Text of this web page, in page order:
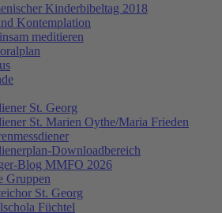
Kinderbibeltag 2018
Kontemplation
meditieren
St. Georg
St. Marien Oythe/Maria Frieden
Downloadbereich
Blog MMFO 2026
Gruppen
St. Georg
Füchtel